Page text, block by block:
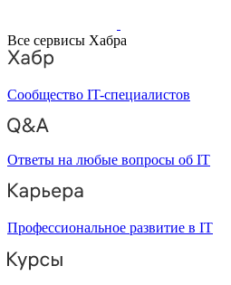
Все сервисы Хабра
Сообщество IT-специалистов
Ответы на любые вопросы об IT
Профессиональное развитие в IT